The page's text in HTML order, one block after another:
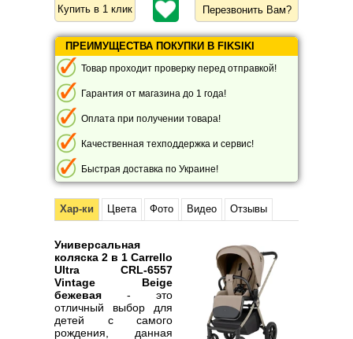
Перезвонить Вам?
ПРЕИМУЩЕСТВА ПОКУПКИ В FIKSIKI
Товар проходит проверку перед отправкой!
Гарантия от магазина до 1 года!
Оплата при получении товара!
Качественная техподдержка и сервис!
Быстрая доставка по Украине!
Хар-ки Цвета Фото Видео Отзывы
Универсальная
коляска 2 в 1 Carrello
Ultra CRL-6557
Vintage Beige
бежевая - это
отличный выбор для
детей с самого
рождения, данная